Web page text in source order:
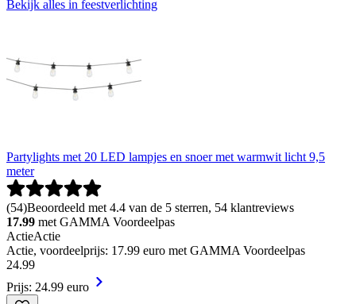
Bekijk alles in feestverlichting
Partylights met 20 LED lampjes en snoer met warmwit licht 9,5
meter
(54)Beoordeeld met 4.4 van de 5 sterren, 54 klantreviews
17.99 met GAMMA Voordeelpas
ActieActie
Actie, voordeelprijs: 17.99 euro met GAMMA Voordeelpas
24.99
Prijs: 24.99 euro